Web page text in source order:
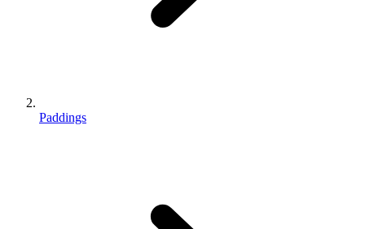
Paddings